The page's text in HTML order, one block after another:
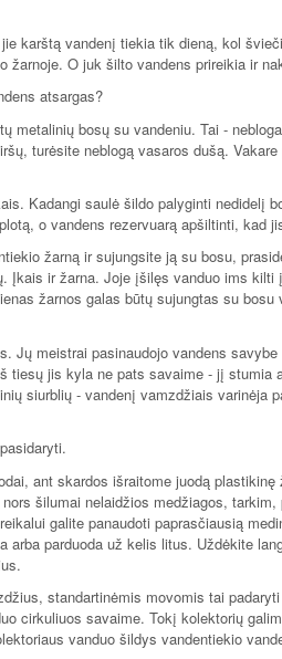
karštą vandenį tiekia tik dieną, kol
žarnoje. O juk šilto vandens prireikia ir
atsargas?
metalinių bosų su vandeniu. Tai -
turėsite neblogą vasaros dušą. Vakare
Kadangi saulė šildo palyginti nedidelį
o vandens rezervuarą apšiltinti, kad
žarną ir sujungsite ją su bosu,
Įkais ir žarna. Joje įšilęs vanduo ims
žarnos galas būtų sujungtas su bosu
Jų meistrai pasinaudojo vandens
tiesų jis kyla ne pats savaime - jį stumia
siurblių - vandenį vamzdžiais varinėja
ant skardos išraitome juodą plastikinę
šilumai nelaidžios medžiagos, tarkim,
galite panaudoti paprasčiausią
parduoda už kelis litus. Uždėkite
standartinėmis movomis tai
cirkuliuos savaime. Tokį kolektorių
vanduo šildys vandentiekio